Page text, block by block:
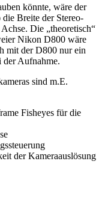
könnte, wäre der
Breite der Stereo-
Die „theoretisch“
Nikon D800 wäre
mit der D800 nur ein
der Aufnahme.
sind m.E.
Fisheyes für die
der Kameraauslösung